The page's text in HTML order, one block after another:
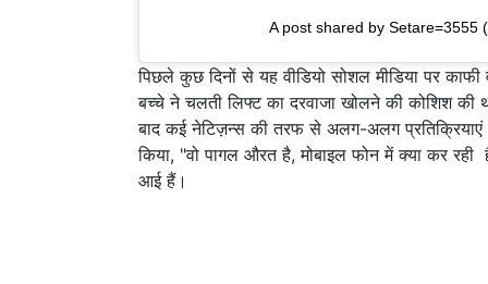
A post shared by Setare=3555
पिछले कुछ दिनों से यह वीडियो सोशल मीडिया पर
बच्चे ने चलती लिफ्ट का दरवाजा खोलने की कोशिश की
बाद कई नेटिज़न्स की तरफ से अलग-अलग
किया, "वो पागल औरत है, मोबाइल फोन में क्या कर
आई हैं।